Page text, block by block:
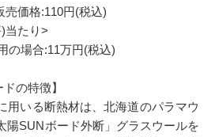
売価格:110円(税込)
当たり>
の場合:11万円(税込)
の特徴】
用いる断熱材は、北海道のパラマウ
陽SUNボード外断」グラスウールを